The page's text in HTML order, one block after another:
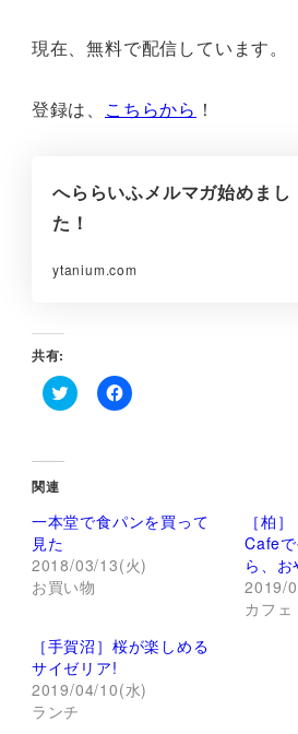
現在、無料で配信しています。
登録は、 こちらから ！
へららいふメルマガ始めまし
た！
ytanium.com
共有:
ク
し
て
T
i
t
t
e
r
で
(
新
し
い
ウ
ィ
ン
F
で
す
リ
ッ
ク
し
て
関連
一本堂で食パンを買って
見た
2018/03/13(火)
お買い物
［柏
Cafe
ら、お
2019/
カフェ
［手賀沼］桜が楽しめる
サイゼリア!
2019/04/10(水)
ランチ